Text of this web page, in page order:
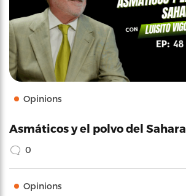
Opinions
Asmáticos y el polvo del Sahara
0
Opinions